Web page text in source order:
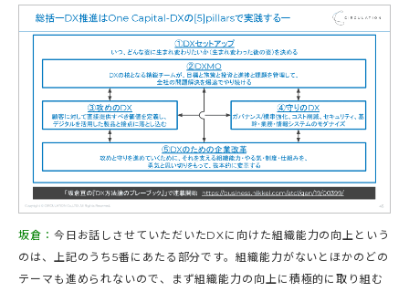
坂倉： 今日お話しさせていただいたDXに向けた組織能力の向上という
のは、上記のうち5番にあたる部分です。組織能力がないとほかのどの
テーマも進められないので、まず組織能力の向上に積極的に取り組む